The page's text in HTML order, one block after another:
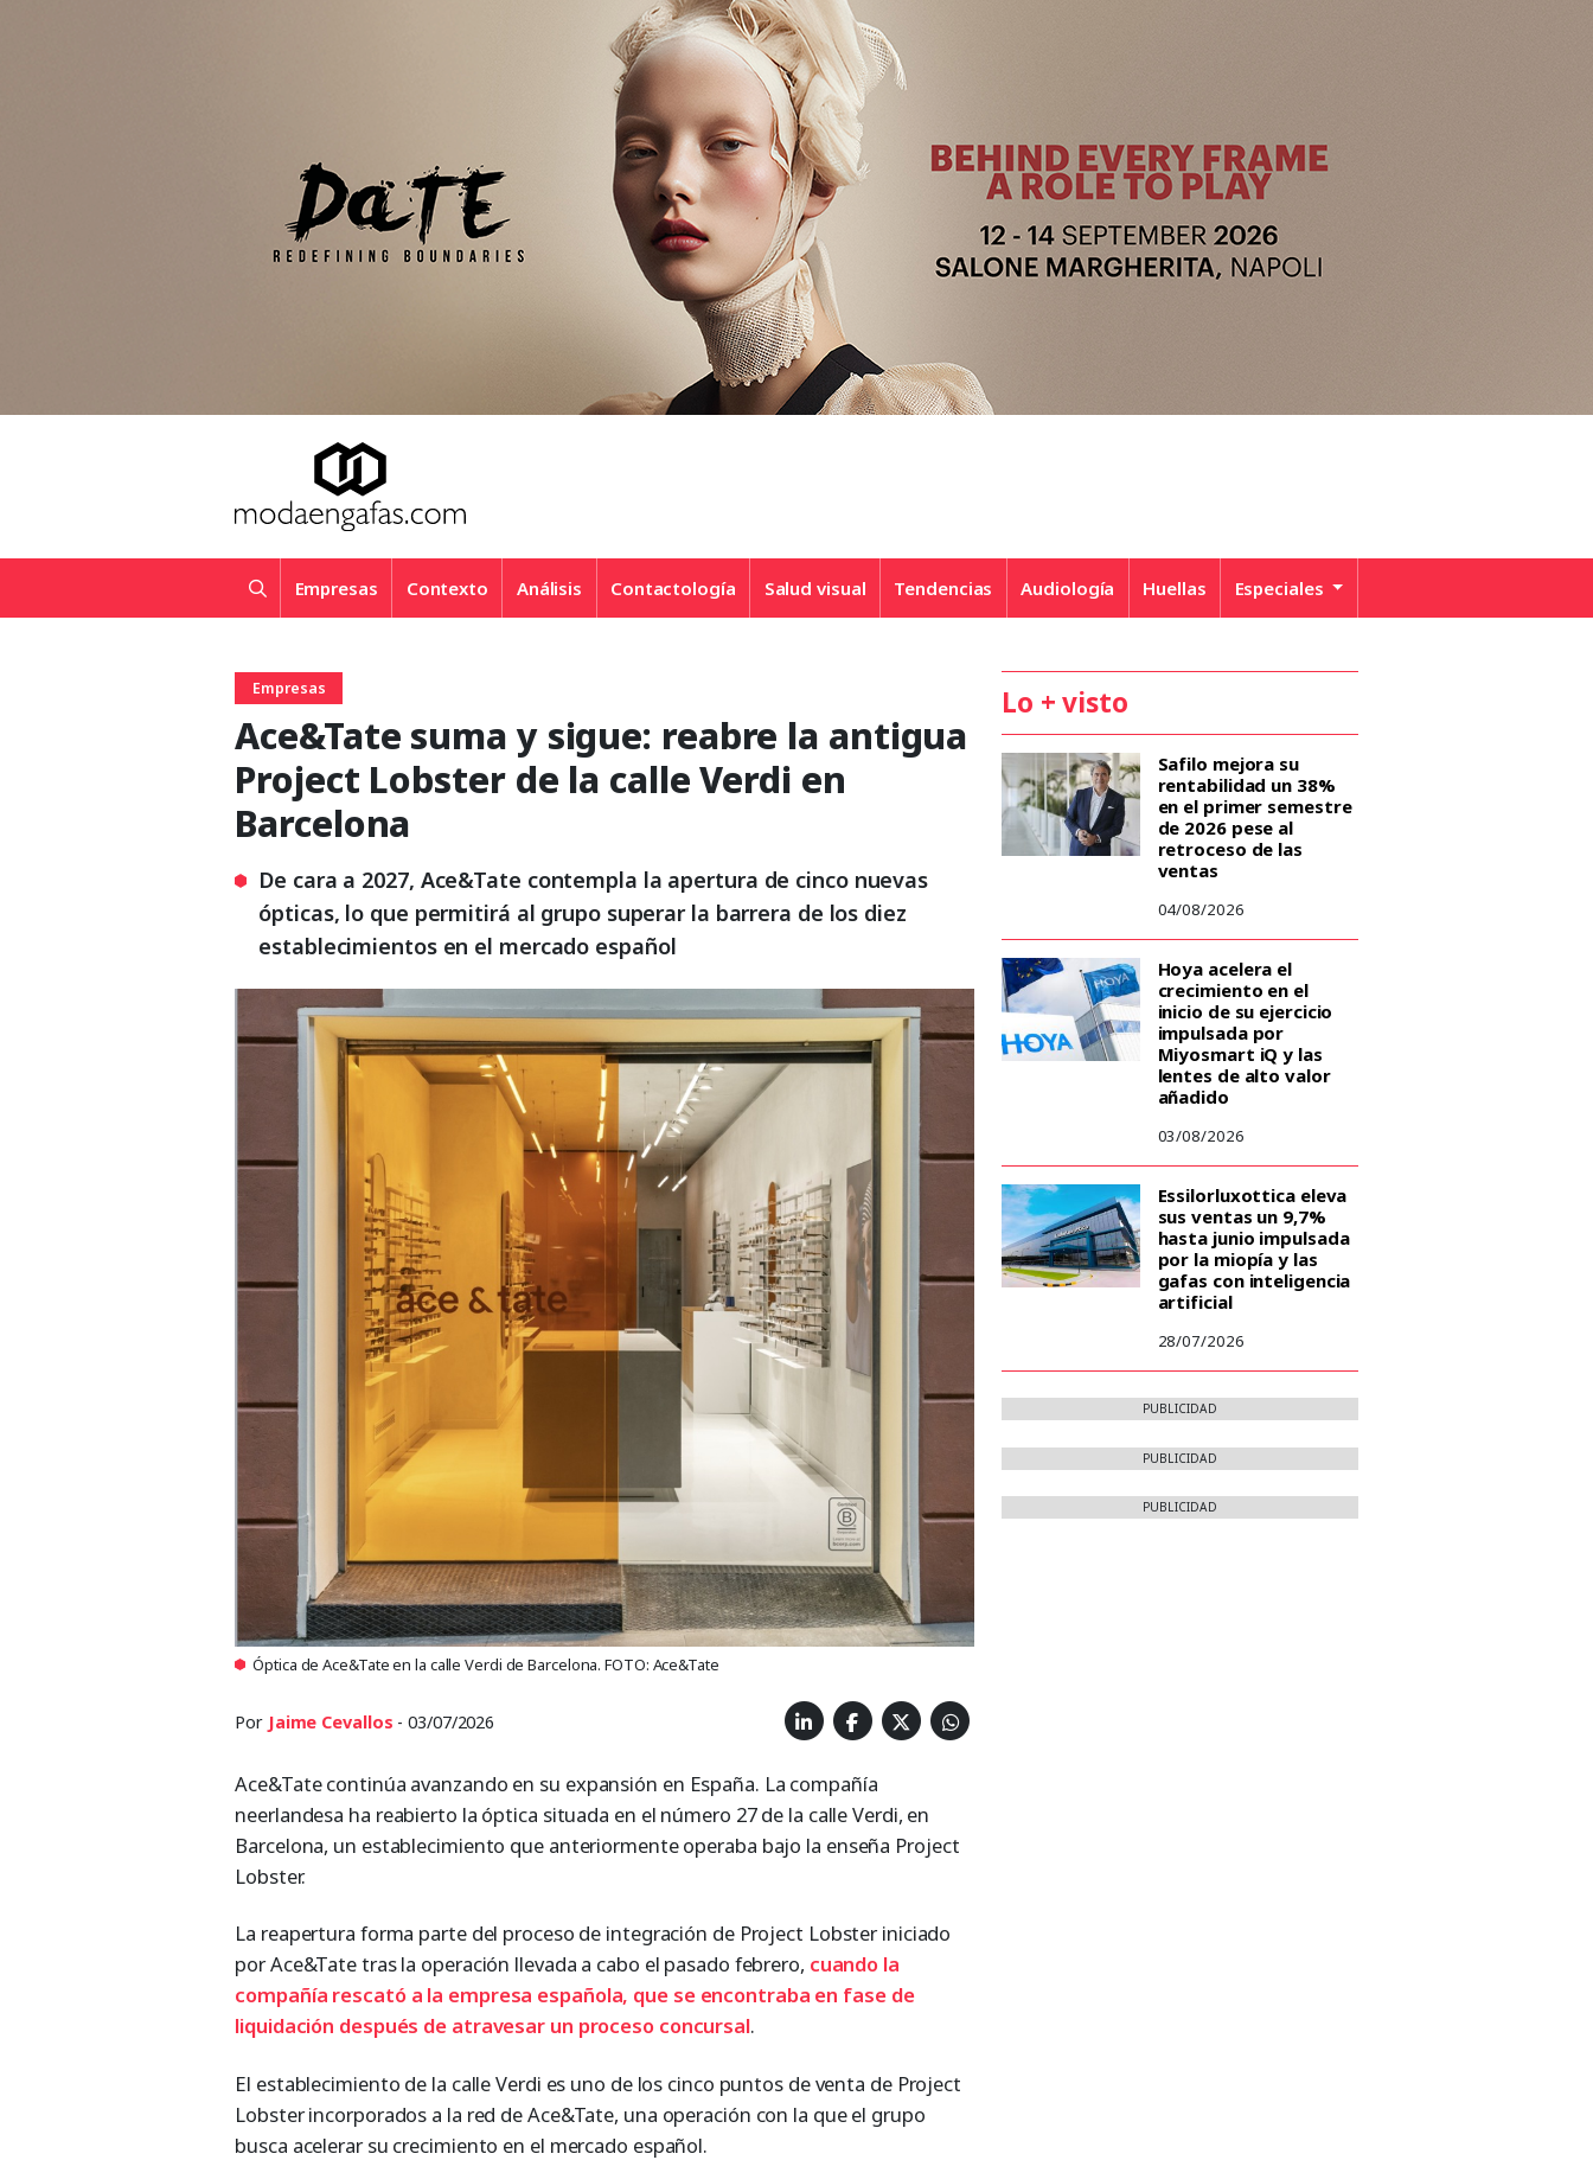
Empresas Contexto Análisis Contactología Salud visual Tendencias Audiología Huellas Especiales
Empresas
Ace&Tate suma y sigue: reabre la antigua
Project Lobster de la calle Verdi en
Barcelona
De cara a 2027, Ace&Tate contempla la apertura de cinco nuevas
ópticas, lo que permitirá al grupo superar la barrera de los diez
establecimientos en el mercado español
Óptica de Ace&Tate en la calle Verdi de Barcelona. FOTO: Ace&Tate
Por Jaime Cevallos - 03/07/2026
Ace&Tate continúa avanzando en su expansión en España. La compañía
neerlandesa ha reabierto la óptica situada en el número 27 de la calle Verdi, en
Barcelona, un establecimiento que anteriormente operaba bajo la enseña Project
Lobster.
La reapertura forma parte del proceso de integración de Project Lobster iniciado
por Ace&Tate tras la operación llevada a cabo el pasado febrero, cuando la
compañía rescató a la empresa española, que se encontraba en fase de
liquidación después de atravesar un proceso concursal.
El establecimiento de la calle Verdi es uno de los cinco puntos de venta de Project
Lobster incorporados a la red de Ace&Tate, una operación con la que el grupo
busca acelerar su crecimiento en el mercado español.
Lo + visto
Safilo mejora su
rentabilidad un 38%
en el primer semestre
de 2026 pese al
retroceso de las
ventas
04/08/2026
Hoya acelera el
crecimiento en el
inicio de su ejercicio
impulsada por
Miyosmart iQ y las
lentes de alto valor
añadido
03/08/2026
Essilorluxottica eleva
sus ventas un 9,7%
hasta junio impulsada
por la miopía y las
gafas con inteligencia
artificial
28/07/2026
PUBLICIDAD
PUBLICIDAD
PUBLICIDAD